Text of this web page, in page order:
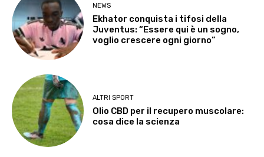
NEWS
Ekhator conquista i tifosi della
Juventus: “Essere qui è un sogno,
voglio crescere ogni giorno”
ALTRI SPORT
Olio CBD per il recupero muscolare:
cosa dice la scienza